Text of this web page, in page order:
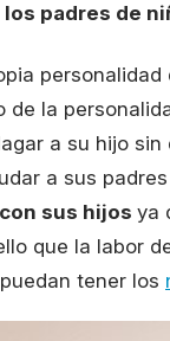
los padres de
de la
a su hijo
a sus
sus hijos ya
que la labor
tener los